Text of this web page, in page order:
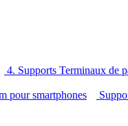
4. Supports Terminaux de
pour smartphones